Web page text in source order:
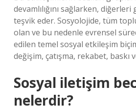
devamlılığını sağlarken,
teşvik eder. Sosyolojide, tüm
olan ve bu nedenle evrensel
edilen temel sosyal etkileşim
değişim, çatışma, rekabet, baskı
Sosyal iletişim
nelerdir?